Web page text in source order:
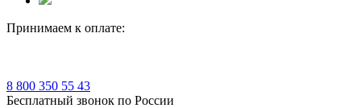
Принимаем к оплате:
8 800 350 55 43
Бесплатный звонок по России